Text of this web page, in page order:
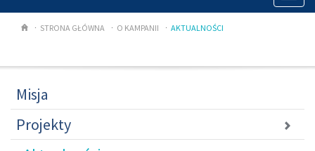
STRONA GŁÓWNA O KAMPANII AKTUALNOŚCI
Misja
Projekty